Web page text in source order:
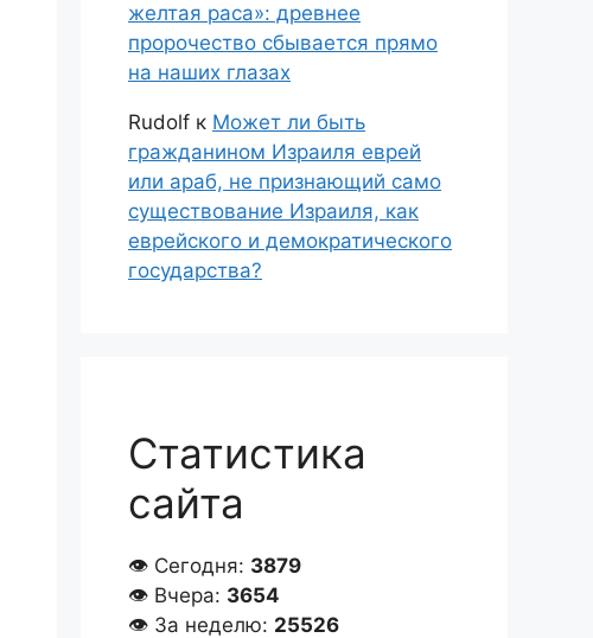
желтая раса»: древнее
пророчество сбывается прямо
на наших глазах
Rudolf к Может ли быть
гражданином Израиля еврей
или араб, не признающий само
существование Израиля, как
еврейского и демократического
государства?
Статистика
сайта
👁 Сегодня: 3879
👁 Вчера: 3654
👁 За неделю: 25526